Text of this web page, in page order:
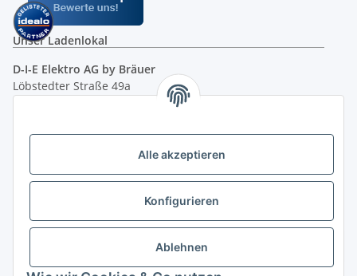
Alle akzeptieren
Konfigurieren
Ablehnen
Unser Ladenlokal
D-I-E Elektro AG by Bräuer
Löbstedter Straße 49a
( siehe Google-Maps )
Öffnungszeiten:
10.00 - 18.00 Uhr
Ladenpreis versus Internetpreis
Vertrag widerrufen